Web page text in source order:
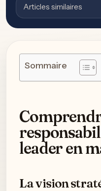
Articles similaires
Sommaire
leader en
La vision